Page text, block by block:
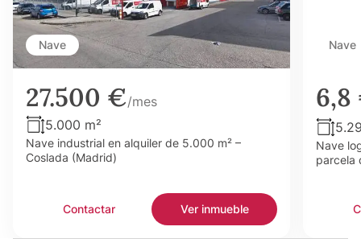
Nave
27.500 €/mes
5.000 m²
Nave industrial en alquiler de 5.000 m² –
Coslada (Madrid)
Contactar Ver inmueble
Nave
Nave
parcela